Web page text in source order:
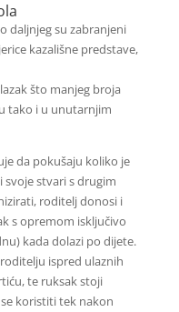
daljnjeg su zabranjeni
kazališne predstave,
što manjeg broja
tako i u unutarnjim
da pokušaju koliko je
stvari s drugim
roditelj donosi i
s opremom isključivo
kada dolazi po dijete.
ispred ulaznih
te ruksak stoji
koristiti tek nakon